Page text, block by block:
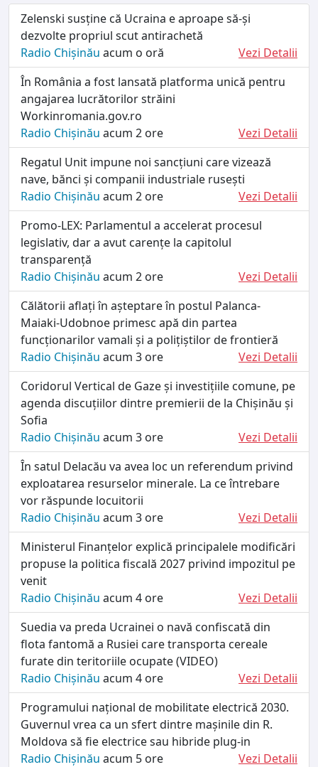
Zelenski susține că Ucraina e aproape să-și
dezvolte propriul scut antirachetă
Radio Chișinău acum o oră
Vezi Detalii
În România a fost lansată platforma unică pentru
angajarea lucrătorilor străini
Workinromania.gov.ro
Radio Chișinău acum 2 ore
Vezi Detalii
Regatul Unit impune noi sancțiuni care vizează
nave, bănci și companii industriale rusești
Radio Chișinău acum 2 ore
Vezi Detalii
Promo-LEX: Parlamentul a accelerat procesul
legislativ, dar a avut carențe la capitolul
transparență
Radio Chișinău acum 2 ore
Vezi Detalii
Călătorii aflați în așteptare în postul Palanca-
Maiaki-Udobnoe primesc apă din partea
funcționarilor vamali și a polițiștilor de frontieră
Radio Chișinău acum 3 ore
Vezi Detalii
Coridorul Vertical de Gaze și investițiile comune, pe
agenda discuțiilor dintre premierii de la Chișinău și
Sofia
Radio Chișinău acum 3 ore
Vezi Detalii
În satul Delacău va avea loc un referendum privind
exploatarea resurselor minerale. La ce întrebare
vor răspunde locuitorii
Radio Chișinău acum 3 ore
Vezi Detalii
Ministerul Finanțelor explică principalele modificări
propuse la politica fiscală 2027 privind impozitul pe
venit
Radio Chișinău acum 4 ore
Vezi Detalii
Suedia va preda Ucrainei o navă confiscată din
flota fantomă a Rusiei care transporta cereale
furate din teritoriile ocupate (VIDEO)
Radio Chișinău acum 4 ore
Vezi Detalii
Programului național de mobilitate electrică 2030.
Guvernul vrea ca un sfert dintre mașinile din R.
Moldova să fie electrice sau hibride plug-in
Radio Chișinău acum 5 ore
Vezi Detalii